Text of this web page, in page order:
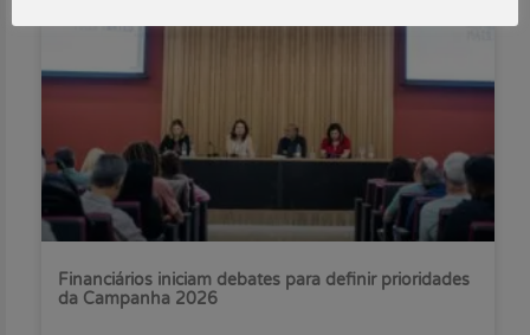
Financiários iniciam debates para definir prioridades
da Campanha 2026